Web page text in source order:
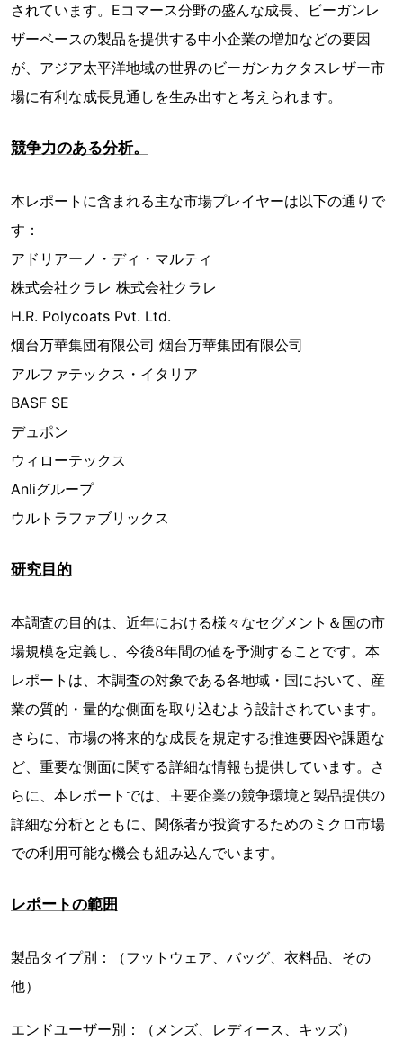
されています。Eコマース分野の盛んな成長、ビーガンレ
ザーベースの製品を提供する中小企業の増加などの要因
が、アジア太平洋地域の世界のビーガンカクタスレザー市
場に有利な成長見通しを生み出すと考えられます。
競争力のある分析。
本レポートに含まれる主な市場プレイヤーは以下の通りで
す：
アドリアーノ・ディ・マルティ
株式会社クラレ 株式会社クラレ
H.R. Polycoats Pvt. Ltd.
烟台万華集団有限公司 烟台万華集団有限公司
アルファテックス・イタリア
BASF SE
デュポン
ウィローテックス
Anliグループ
ウルトラファブリックス
研究目的
本調査の目的は、近年における様々なセグメント＆国の市
場規模を定義し、今後8年間の値を予測することです。本
レポートは、本調査の対象である各地域・国において、産
業の質的・量的な側面を取り込むよう設計されています。
さらに、市場の将来的な成長を規定する推進要因や課題な
ど、重要な側面に関する詳細な情報も提供しています。さ
らに、本レポートでは、主要企業の競争環境と製品提供の
詳細な分析とともに、関係者が投資するためのミクロ市場
での利用可能な機会も組み込んでいます。
レポートの範囲
製品タイプ別：（フットウェア、バッグ、衣料品、その
他）
エンドユーザー別：（メンズ、レディース、キッズ）